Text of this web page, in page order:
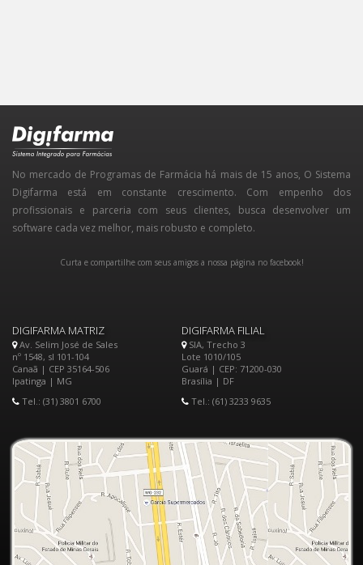
No mercado de Programas de Farmácia há mais de 15 anos, O Sistema
Digifarma está em constante crescimento. Com empenho dos
profissionais e parceria com seus clientes, busca desenvolver um
software cada vez melhor, mais robusto e completo.
Curta e compartilhe com seus amigos a nossa página no facebook!
DIGIFARMA MATRIZ
Av. Selim José de Sales
nº 1548, sl 101-104
Canaã | CEP 35164-506
Ipatinga | MG
Tel.: (31) 3801 6700
DIGIFARMA FILIAL
SIA, Trecho 3
Lote 1010/105
Guará | CEP: 71200-030
Brasília | DF
Tel.: (61) 3233 9635